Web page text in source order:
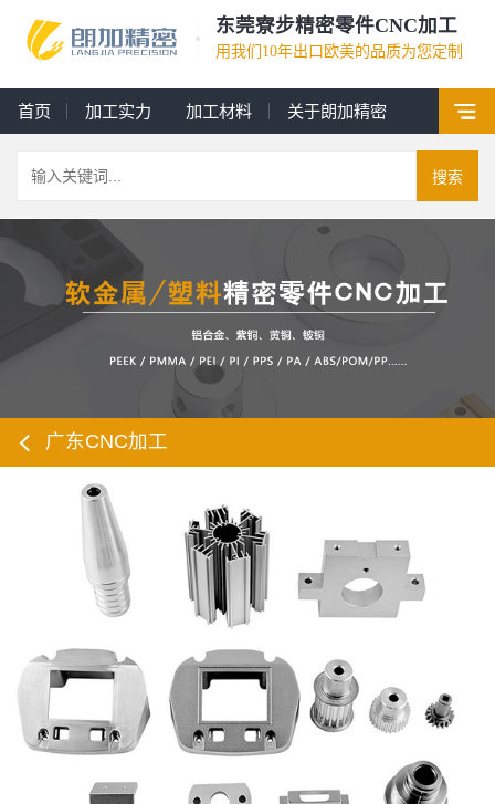
东莞寮步精密零件CNC加工
用我们10年出口欧美的品质为您定制
首页 加工实力 加工材料 关于朗加精密
搜索
广东CNC加工